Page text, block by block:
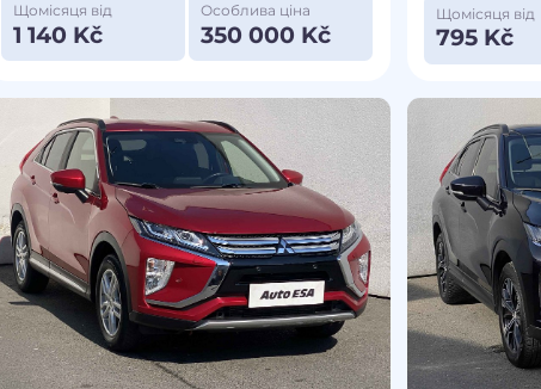
Щомісяця від
1 140 Kč
Особлива ціна
350 000 Kč
Щомісяця від
795 Kč